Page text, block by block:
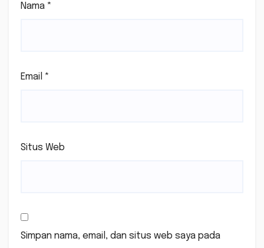
Nama *
Email *
Situs Web
Simpan nama, email, dan situs web saya pada